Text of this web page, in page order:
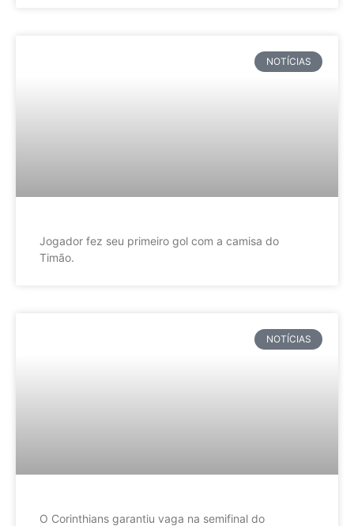
NOTÍCIAS
Jogador fez seu primeiro gol com a camisa do
Timão.
NOTÍCIAS
O Corinthians garantiu vaga na semifinal do